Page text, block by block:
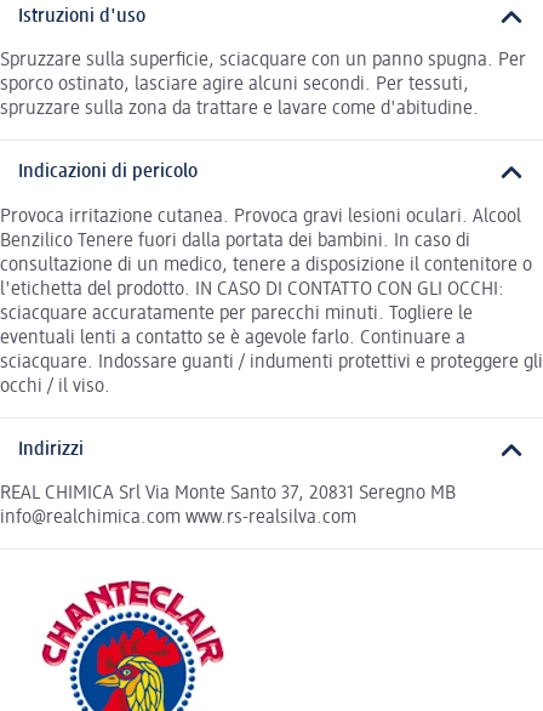
Istruzioni d'uso
Spruzzare sulla superficie, sciacquare con un panno spugna. Per
sporco ostinato, lasciare agire alcuni secondi. Per tessuti,
spruzzare sulla zona da trattare e lavare come d'abitudine.
Indicazioni di pericolo
Provoca irritazione cutanea. Provoca gravi lesioni oculari. Alcool
Benzilico Tenere fuori dalla portata dei bambini. In caso di
consultazione di un medico, tenere a disposizione il contenitore o
l'etichetta del prodotto. IN CASO DI CONTATTO CON GLI OCCHI:
sciacquare accuratamente per parecchi minuti. Togliere le
eventuali lenti a contatto se è agevole farlo. Continuare a
sciacquare. Indossare guanti / indumenti protettivi e proteggere gli
occhi / il viso.
Indirizzi
REAL CHIMICA Srl Via Monte Santo 37, 20831 Seregno MB
info@realchimica.com www.rs-realsilva.com